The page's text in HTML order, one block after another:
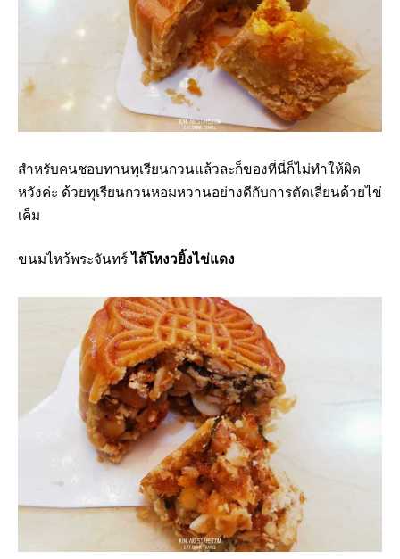
สำหรับคนชอบทานทุเรียนกวนแล้วละก็ของที่นี่ก็ไม่ทำให้ผิด
หวังค่ะ ด้วยทุเรียนกวนหอมหวานอย่างดีกับการตัดเลี่ยนด้วยไข่
เค็ม
ขนมไหว้พระจันทร์ไส้โหงวยิ้งไข่แดง